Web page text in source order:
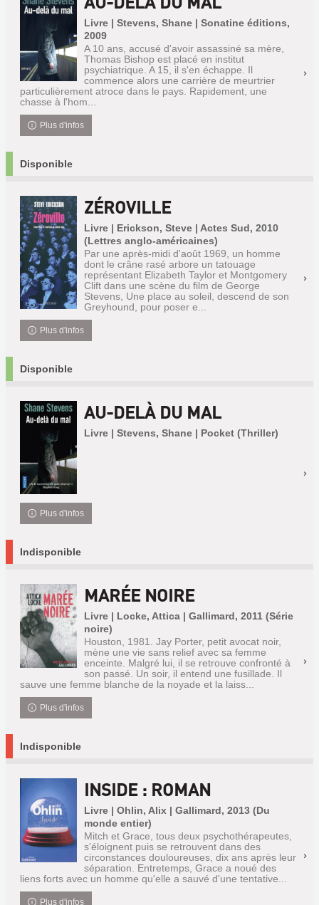
Livre | Stevens, Shane | Sonatine éditions,
2009
A 10 ans, accusé d'avoir assassiné sa mère,
Thomas Bishop est placé en institut
psychiatrique. A 15, il s'en échappe. Il
commence alors une carrière de meurtrier
particulièrement atroce dans le pays. Rapidement, une
chasse à l'hom...
Plus d'infos
Disponible
ZÉROVILLE
Livre | Erickson, Steve | Actes Sud, 2010
(Lettres anglo-américaines)
Par une après-midi d'août 1969, un homme
dont le crâne rasé arbore un tatouage
représentant Elizabeth Taylor et Montgomery
Clift dans une scène du film de George
Stevens, Une place au soleil, descend de son
Greyhound, pour poser e...
Plus d'infos
Disponible
AU-DELÀ DU MAL
Livre | Stevens, Shane | Pocket (Thriller)
Plus d'infos
Indisponible
MARÉE NOIRE
Livre | Locke, Attica | Gallimard, 2011 (Série
noire)
Houston, 1981. Jay Porter, petit avocat noir,
mène une vie sans relief avec sa femme
enceinte. Malgré lui, il se retrouve confronté à
son passé. Un soir, il entend une fusillade. Il
sauve une femme blanche de la noyade et la laiss...
Plus d'infos
Indisponible
INSIDE : ROMAN
Livre | Ohlin, Alix | Gallimard, 2013 (Du
monde entier)
Mitch et Grace, tous deux psychothérapeutes,
s'éloignent puis se retrouvent dans des
circonstances douloureuses, dix ans après leur
séparation. Entretemps, Grace a noué des
liens forts avec un homme qu'elle a sauvé d'une tentative...
Plus d'infos